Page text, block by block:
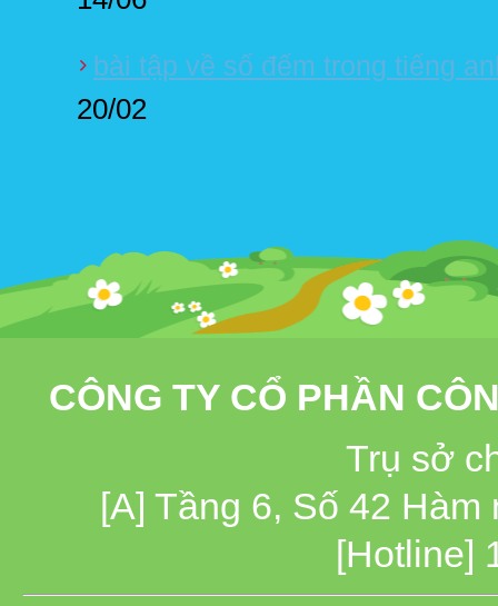
bài tập về số đếm trong tiếng
20/02
CÔNG TY CỔ PHẦN
Trụ sở
[A] Tầng 6, Số 42
[Hotline]